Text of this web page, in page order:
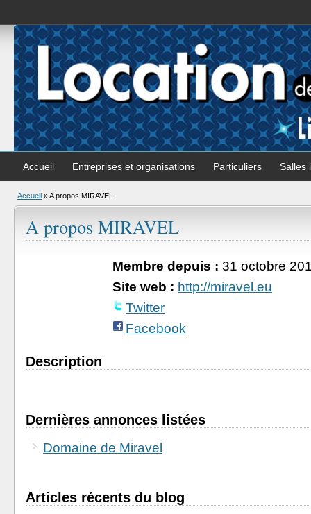
Accueil Entreprises et organisations Particuliers Salles
Accueil »A propos MIRAVEL
A propos MIRAVEL
Membre depuis : 31 octobre
Site web : http://miravel.eu
Twitter
Facebook
Description
Dernières annonces listées
Domaine de Miravel
Articles récents du blog